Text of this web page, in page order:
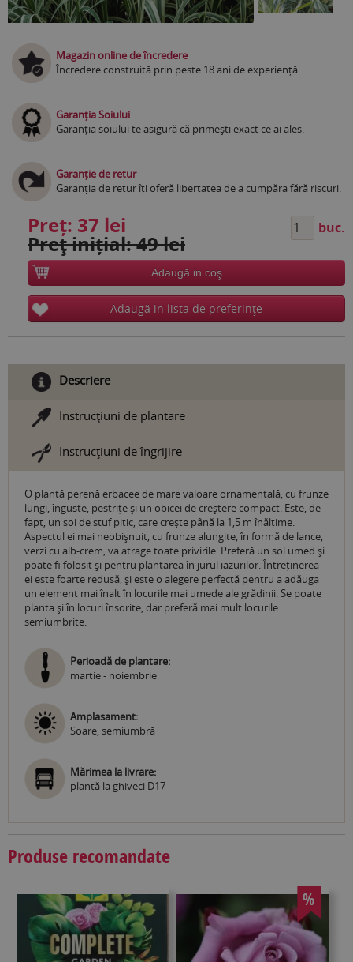
Magazin online de încredere
Încredere construită prin peste 18 ani de experiență.
Garanția Soiului
Garanția soiului te asigură că primești exact ce ai ales.
Garanție de retur
Garanția de retur îți oferă libertatea de a cumpăra fără riscuri.
Preț: 37 lei
Preţ inițial: 49 lei
buc.
Adaugă in coş
Adaugă in lista de preferinţe
Descriere
Instrucţiuni de plantare
Instrucţiuni de îngrijire
O plantă perenă erbacee de mare valoare ornamentală, cu frunze
lungi, înguste, pestrițe și un obicei de creștere compact. Este, de
fapt, un soi de stuf pitic, care crește până la 1,5 m înălțime.
Aspectul ei mai neobișnuit, cu frunze alungite, în formă de lance,
verzi cu alb-crem, va atrage toate privirile. Preferă un sol umed și
poate fi folosit și pentru plantarea în jurul iazurilor. Întreținerea
ei este foarte redusă, și este o alegere perfectă pentru a adăuga
un element mai înalt în locurile mai umede ale grădinii. Se poate
planta și în locuri însorite, dar preferă mai mult locurile
semiumbrite.
Perioadă de plantare:
martie - noiembrie
Amplasament:
Soare, semiumbră
Mărimea la livrare:
plantă la ghiveci D17
Produse recomandate
%